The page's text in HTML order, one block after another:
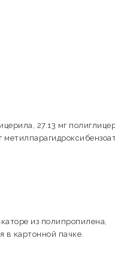
27.13 мг
из полипропилена,
картонной пачке.